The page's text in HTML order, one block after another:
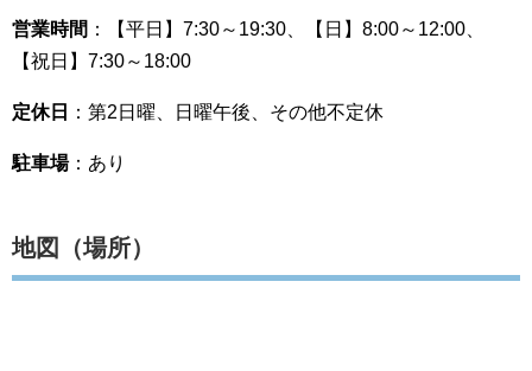
営業時間 ：【平日】7:30～19:30、【日】8:00～12:00、
【祝日】7:30～18:00
定休日 ：第2日曜、日曜午後、その他不定休
駐車場：あり
地図（場所）